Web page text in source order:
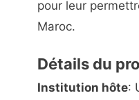
pour leur
Maroc.
Détails du
Institution hôte: